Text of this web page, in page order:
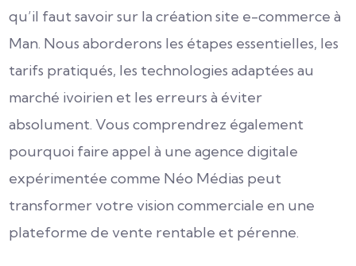
qu’il faut savoir sur la création site e-commerce à
Man. Nous aborderons les étapes essentielles, les
tarifs pratiqués, les technologies adaptées au
marché ivoirien et les erreurs à éviter
absolument. Vous comprendrez également
pourquoi faire appel à une agence digitale
expérimentée comme Néo Médias peut
transformer votre vision commerciale en une
plateforme de vente rentable et pérenne.